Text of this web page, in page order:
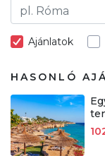
Ajánlatok
HASONLÓ